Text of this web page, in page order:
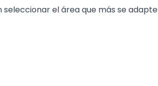
el área que más se